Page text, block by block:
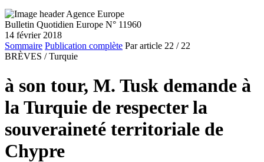
Bulletin Quotidien Europe N° 11960
14 février 2018
Sommaire Publication complète Par article 22 / 22
BRÈVES / Turquie
à son tour, M. Tusk demande à
la Turquie de respecter la
souveraineté territoriale de
Chypre